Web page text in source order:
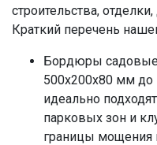
строительства,
Краткий перечень
Бордюры
500х200х80 мм до
идеально
парковых зон и
границы мощения